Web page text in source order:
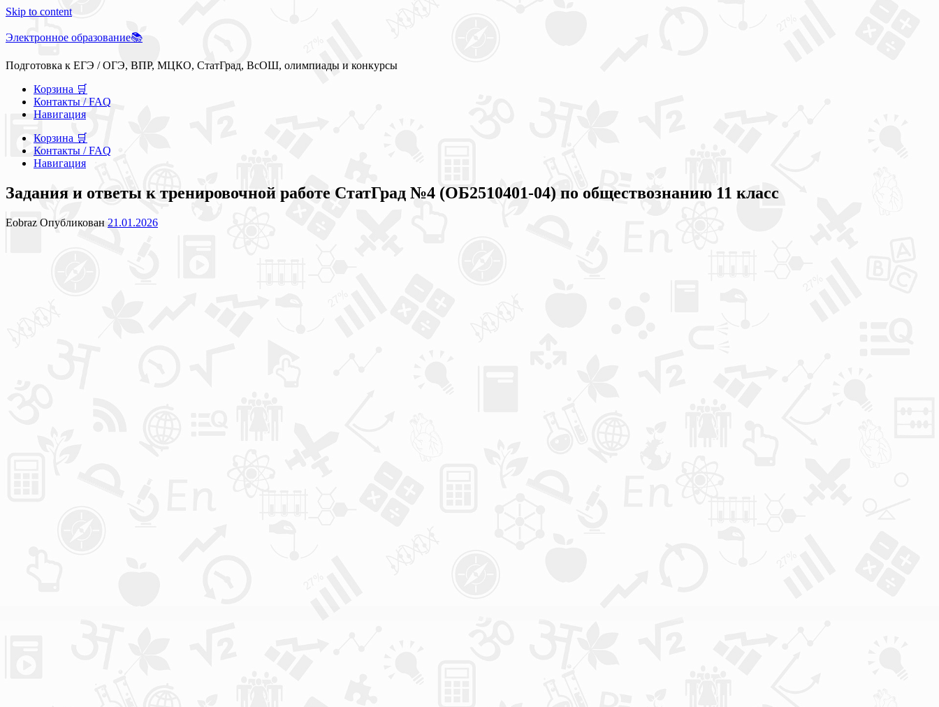
Skip to content
Электронное образование📚
Подготовка к ЕГЭ / ОГЭ, ВПР, МЦКО, СтатГрад, ВсОШ, олимпиады и конкурсы
Корзина 🛒
Контакты / FAQ
Навигация
Корзина 🛒
Контакты / FAQ
Навигация
Задания и ответы к тренировочной работе СтатГрад №4 (ОБ2510401-04) по обществознанию 11 класс
Eobraz Опубликован 21.01.2026